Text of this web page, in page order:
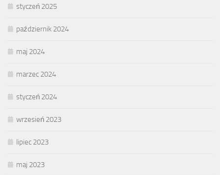
styczeń 2025
październik 2024
maj 2024
marzec 2024
styczeń 2024
wrzesień 2023
lipiec 2023
maj 2023